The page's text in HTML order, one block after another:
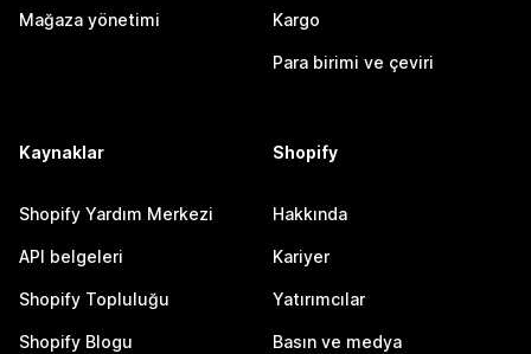
Mağaza yönetimi Kargo
Para birimi ve çeviri
Kaynaklar
Shopify Yardım Merkezi
API belgeleri
Shopify Topluluğu
Shopify Blogu
Shopify
Hakkında
Kariyer
Yatırımcılar
Basın ve medya